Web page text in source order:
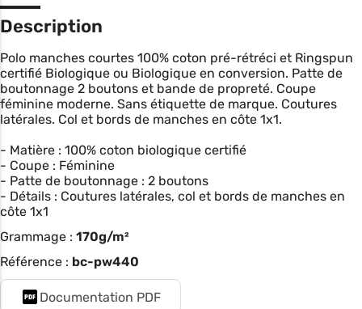
Description
Polo manches courtes 100% coton pré-rétréci et Ringspun
certifié Biologique ou Biologique en conversion. Patte de
boutonnage 2 boutons et bande de propreté. Coupe
féminine moderne. Sans étiquette de marque. Coutures
latérales. Col et bords de manches en côte 1x1.
- Matière : 100% coton biologique certifié
- Coupe : Féminine
- Patte de boutonnage : 2 boutons
- Détails : Coutures latérales, col et bords de manches en
côte 1x1
Grammage : 170g/m²
Référence : bc-pw440
Documentation PDF